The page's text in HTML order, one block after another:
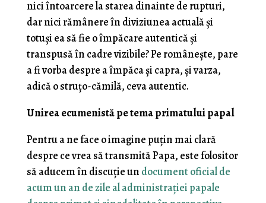
nici întoarcere la starea dinainte de rupturi,
dar nici rămânere în diviziunea actuală și
totuși ea să fie o împăcare autentică și
transpusă în cadre vizibile? Pe românește, pare
a fi vorba despre a împăca și capra, și varza,
adică o struțo-cămilă, ceva autentic.
Unirea ecumenistă pe tema primatului papal
Pentru a ne face o imagine puțin mai clară
despre ce vrea să transmită Papa, este folositor
să aducem în discuție un document oficial de
acum un an de zile al administrației papale